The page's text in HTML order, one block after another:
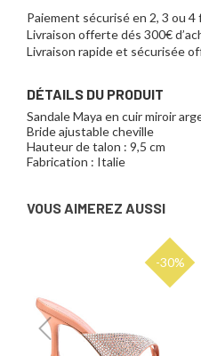
Paiement sécurisé en 2, 3 ou 4
Livraison offerte dés 300€
Livraison rapide et sécurisée
DÉTAILS DU PRODUIT
Sandale Maya en cuir miroir
Bride ajustable cheville
Hauteur de talon : 9,5 cm
Fabrication : Italie
VOUS AIMEREZ AUSSI
-30%